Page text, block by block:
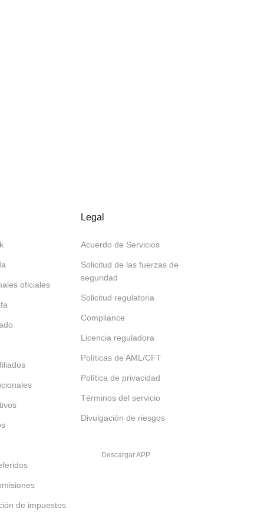
oficiales
de impuestos
Legal
Acuerdo de Servicios
Solicitud de las fuerzas de
seguridad
Solicitud regulatoria
Compliance
Licencia reguladora
Políticas de AML/CFT
Política de privacidad
Términos del servicio
Divulgación de riesgos
Descargar APP